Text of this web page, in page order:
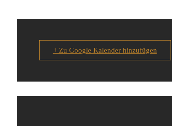
+ Zu Google Kalender hinzufügen